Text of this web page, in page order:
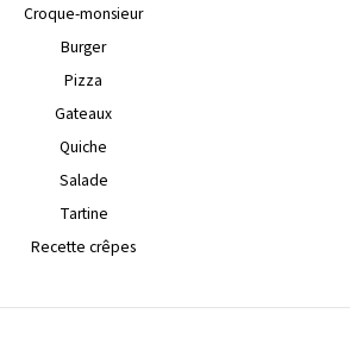
Croque-monsieur
Burger
Pizza
Gateaux
Quiche
Salade
Tartine
Recette crêpes